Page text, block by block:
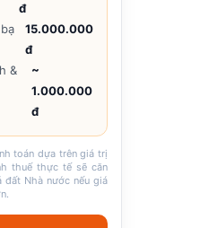
đ
15.000.000
đ
&
~
1.000.000
đ
toán dựa trên giá trị
thuế thực tế sẽ căn
đất Nhà nước nếu giá